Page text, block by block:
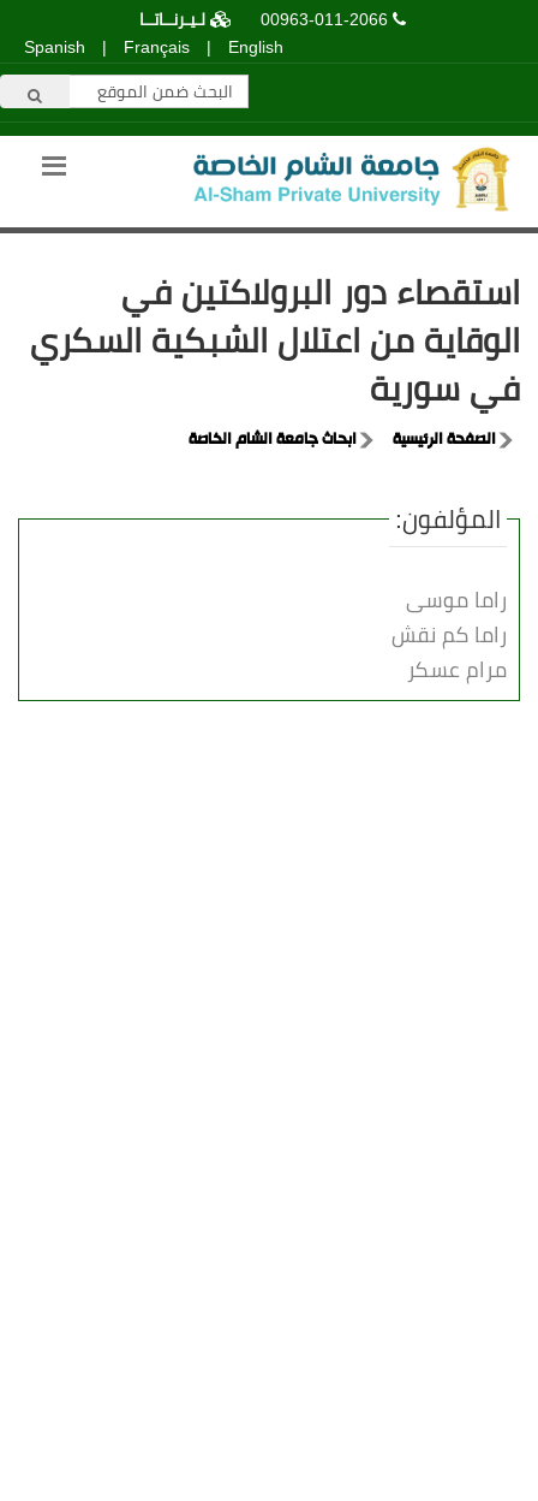
00963-011-2066
لـيـرنــاتــا
English
|
Français
|
Spanish
استقصاء دور البرولاكتين في
الوقاية من اعتلال الشبكية السكري
في سورية
الصفحة الرئيسية ابحاث جامعة الشام الخاصة
المؤلفون:
راما موسى
راما كم نقش
مرام عسكر